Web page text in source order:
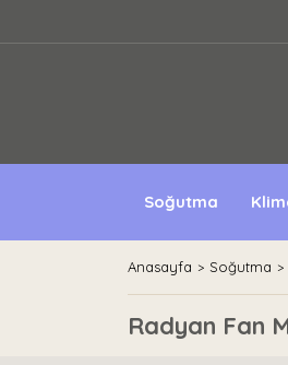
Soğutma
Anasayfa Soğutma
Radyan Fan